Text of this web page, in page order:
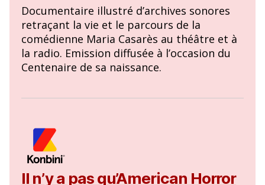
Documentaire illustré d’archives sonores
retraçant la vie et le parcours de la
comédienne Maria Casarès au théâtre et à
la radio. Emission diffusée à l’occasion du
Centenaire de sa naissance.
Il n’y a pas qu’American Horror